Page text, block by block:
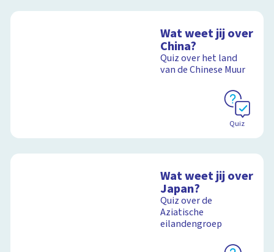
Wat weet jij over
China?
Quiz over het land
van de Chinese Muur
Quiz
Wat weet jij over
Japan?
Quiz over de
Aziatische
eilandengroep